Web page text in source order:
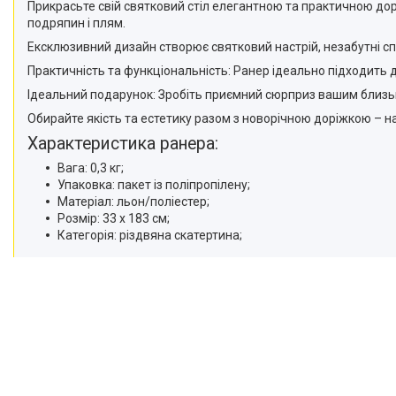
Прикрасьте свій святковий стіл елегантною та практичною
подряпин і плям.
Ексклюзивний дизайн створює святковий настрій, незабутні
Практичність та функціональність: Ранер ідеально
Ідеальний подарунок: Зробіть приємний сюрприз вашим
Обирайте якість та естетику разом з новорічною доріжкою –
Характеристика ранера:
Вага: 0,3 кг;
Упаковка: пакет із поліпропілену;
Матеріал: льон/поліестер;
Розмір: 33 х 183 см;
Категорія: різдвяна скатертина;